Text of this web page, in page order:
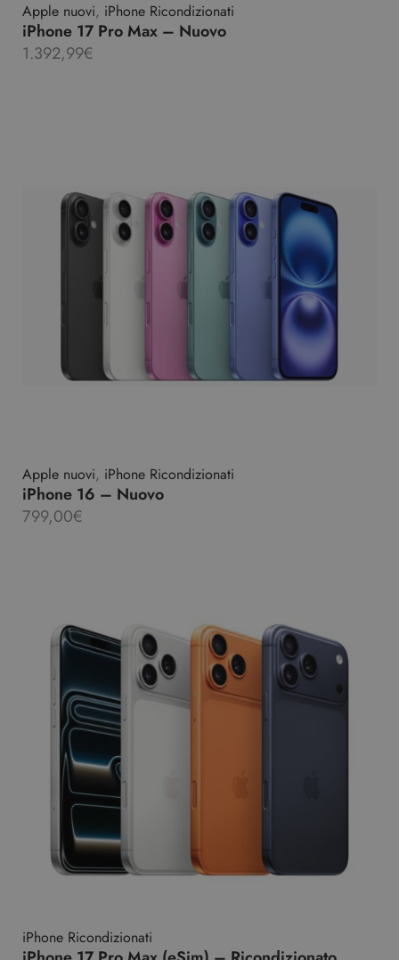
Apple nuovi, iPhone Ricondizionati
iPhone 17 Pro Max – Nuovo
1.392,99€
Apple nuovi, iPhone Ricondizionati
iPhone 16 – Nuovo
799,00€
iPhone Ricondizionati